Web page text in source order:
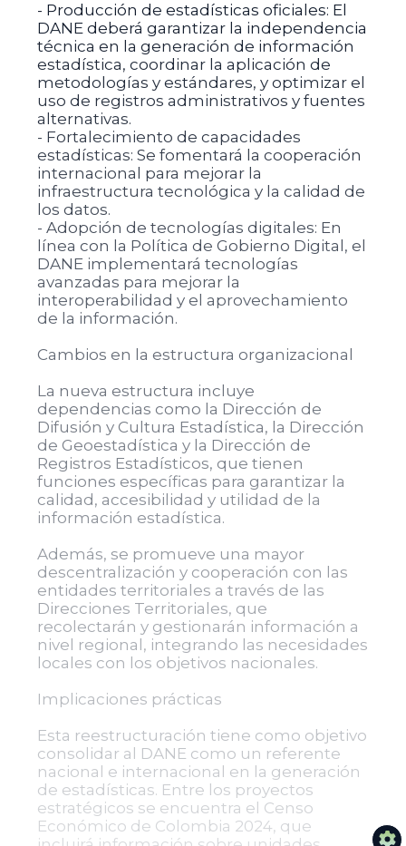
- Producción de estadísticas oficiales: El
DANE deberá garantizar la independencia
técnica en la generación de información
estadística, coordinar la aplicación de
metodologías y estándares, y optimizar el
uso de registros administrativos y fuentes
alternativas.
- Fortalecimiento de capacidades
estadísticas: Se fomentará la cooperación
internacional para mejorar la
infraestructura tecnológica y la calidad de
los datos.
- Adopción de tecnologías digitales: En
línea con la Política de Gobierno Digital, el
DANE implementará tecnologías
avanzadas para mejorar la
interoperabilidad y el aprovechamiento
de la información.
Cambios en la estructura organizacional
La nueva estructura incluye
dependencias como la Dirección de
Difusión y Cultura Estadística, la Dirección
de Geoestadística y la Dirección de
Registros Estadísticos, que tienen
funciones específicas para garantizar la
calidad, accesibilidad y utilidad de la
información estadística.
Además, se promueve una mayor
descentralización y cooperación con las
entidades territoriales a través de las
Direcciones Territoriales, que
recolectarán y gestionarán información a
nivel regional, integrando las necesidades
locales con los objetivos nacionales.
Implicaciones prácticas
Esta reestructuración tiene como objetivo
consolidar al DANE como un referente
nacional e internacional en la generación
de estadísticas. Entre los proyectos
estratégicos se encuentra el Censo
Económico de Colombia 2024, que